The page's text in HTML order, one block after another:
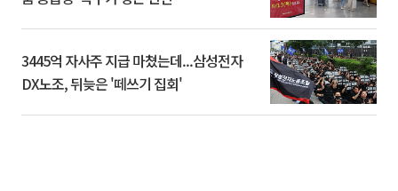
3445억 자사주 지급 마쳤는데...삼성전자
DX노조, 뒤늦은 '떼쓰기 집회'